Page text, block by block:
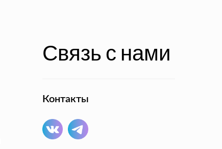
Контакты
Связь с нами